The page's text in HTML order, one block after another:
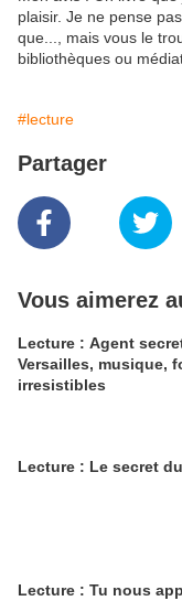
plaisir. Je ne pense
que..., mais vous le
bibliothèques ou
#lecture
Partager
Vous aimerez
Lecture : Agent
Versailles, musique,
irresistibles
Lecture : Le secret
Lecture : Tu nous